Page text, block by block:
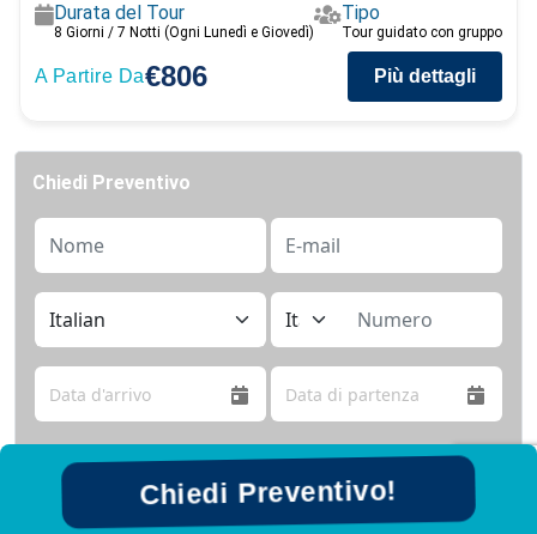
Durata del Tour
8 Giorni / 7 Notti (Ogni Lunedì e Giovedì)
Tipo
Tour guidato con gruppo
A Partire Da€806 Più dettagli
Chiedi Preventivo
Chiedi Preventivo!